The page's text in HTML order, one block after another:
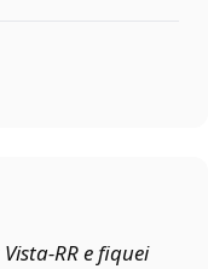
e fiquei